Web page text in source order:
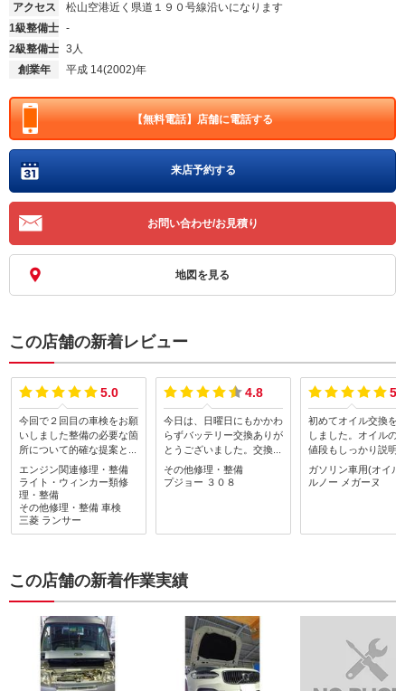
アクセス
松山空港近く県道１９０号線沿いになります
1級整備士 -
2級整備士 3人
創業年
平成 14(2002)年
【無料電話】店舗に電話する
来店予約する
お問い合わせ/お見積り
地図を見る
この店舗の新着レビュー
5.0
今回で２回目の車検をお願
いしました整備の必要な箇
所について的確な提案と整
備・修理作業をしてくださ
りこちらのニーズに応じた
対応をしてくださいました
ありがとうございましたま
た車検後に急な整備作業依
頼にも迅速 丁寧に対応し
ー7 FDの再登録に向けて
ご迷惑をおかけしているこ
とと思うのですが気長に合
わせて対応してくださり本
当にありがたく感謝してま
す旧車や海外製の難易度の
エンジン関連修理・整備
ライト・ウィンカー類修
理・整備
その他修理・整備 車検
三菱 ランサー
4.8
今日は、日曜日にもかかわ
らずバッテリー交換ありが
とうございました。交換場
所が奥に入り込んだ所にあ
り、尚且つ、色々と部品を
いします。
その他修理・整備
プジョー ３０８
初めてオイル交換を
しました。オイルの
値段もしっかり説明
いて非常にわかりや
得してお願いできま
ガソリン車用(オイル
ルノー メガーヌ
この店舗の新着作業実績